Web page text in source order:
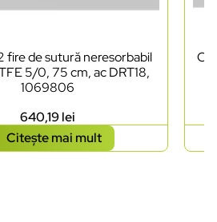
fire de sutură neresorbabil
5/0, 75 cm, ac DRT18,
1069806
640,19lei
Citește mai mult